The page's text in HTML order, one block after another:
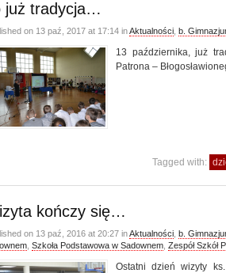
już tradycja…
on 13 paź, 2017 at 17:14 inAktualności b.
13 października, już
Patrona –
Tagged with:
kończy się…
on 13 paź, 2016 at 20:27 inAktualności b.
Szkoła Podstawowa w Sadownem Zespół Szkół
Ostatni dzień wizyty